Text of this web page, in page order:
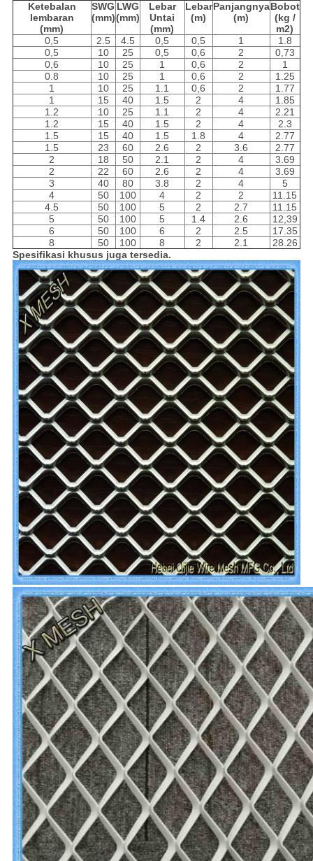
Ketebalan
lembaran
(mm)
SWG
(mm)
LWG
(mm)
Lebar
Untai
(mm)
Lebar
(m)
Panjangnya
(m)
Bobot
(kg /
m2)
0,5
2.5 4.5 0,5 0,5 1
1.8
0,5
10 25 0,5 0,6 2
0,73
0,6
10 25 1 0,6 2
1
0.8
10 25 1 0,6 2
1.25
1
10 25 1.1 0,6 2
1.77
1
15 40 1.5 2 4
1.85
1.2
10 25 1.1 2 4
2.21
1.2
15 40 1.5 2 4
2.3
1.5
15 40 1.5 1.8 4
2.77
1.5
23 60 2.6 2 3.6
2.77
2
18 50 2.1 2 4
3.69
2
22 60 2.6 2 4
3.69
3
40 80 3.8 2 4
5
4
50 100 4 2 2
11.15
4.5
50 100 5 2 2.7
11.15
5
50 100 5 1.4 2.6
12,39
6
50 100 6 2 2.5
17.35
8
50 100 8 2 2.1
28.26
Spesifikasi khusus juga tersedia.